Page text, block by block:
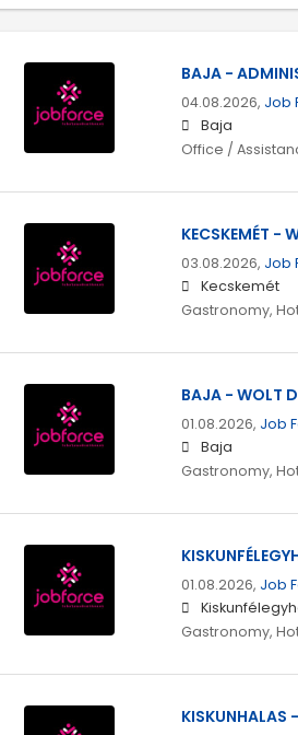
BAJA -
04.08.2026, Job
Baja
Office /
KECSKEMÉT -
03.08.2026, Job
Kecskemét
Gastronomy,
BAJA - WOLT
01.08.2026, Job
Baja
Gastronomy,
01.08.2026, Job
Gastronomy,
KISKUNHALAS